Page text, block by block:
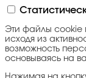
Эти файлы cookie
исходя из
возможность
основываясь на